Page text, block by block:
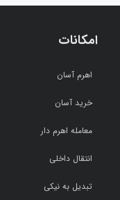
امکانات
اهرم آسان
خرید آسان
معامله اهرم دار
انتقال داخلی
تبدیل به نیکی